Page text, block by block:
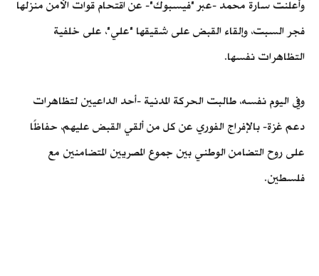
وأعلنت سارة محمد -عبر "فيسبوك"- عن اقتحام قوات الأمن منزلها
فجر السبت، وإلقاء القبض على شقيقها "علي"، على خلفية
التظاهرات نفسها.
وفي اليوم نفسه، طالبت الحركة المدنية -أحد الداعيين لتظاهرات
دعم غزة- بالإفراج الفوري عن كل من ألقي القبض عليهم، حفاظًا
على روح التضامن الوطني بين جموع المصريين المتضامنين مع
فلسطين.